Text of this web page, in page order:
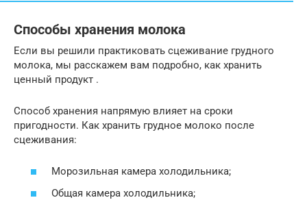
Способы хранения молока
Если вы решили практиковать сцеживание грудного
молока, мы расскажем вам подробно, как хранить
ценный продукт .
Способ хранения напрямую влияет на сроки
пригодности. Как хранить грудное молоко после
сцеживания:
Морозильная камера холодильника;
Общая камера холодильника;